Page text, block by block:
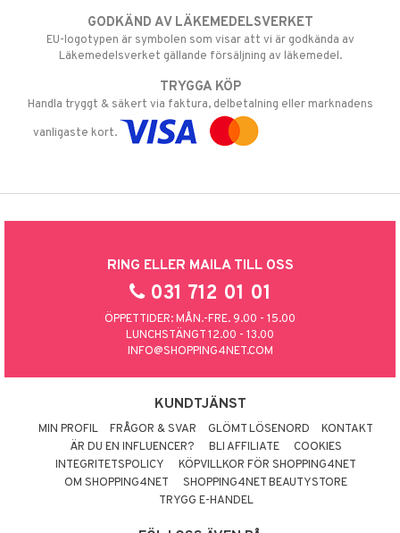
GODKÄND AV LÄKEMEDELSVERKET
EU-logotypen är symbolen som visar att vi är godkända av
Läkemedelsverket gällande försäljning av läkemedel.
TRYGGA KÖP
Handla tryggt & säkert via faktura, delbetalning eller marknadens
vanligaste kort.
RING ELLER MAILA TILL OSS
031 712 01 01
ÖPPETTIDER: MÅN.-FRE. 9.00 - 15.00
LUNCHSTÄNGT 12.00 - 13.00
INFO@SHOPPING4NET.COM
KUNDTJÄNST
MIN PROFIL FRÅGOR & SVAR GLÖMT LÖSENORD
KONTAKT
ÄR DU EN INFLUENCER?
BLI AFFILIATE
COOKIES
INTEGRITETSPOLICY
KÖPVILLKOR FÖR SHOPPING4NET
OM SHOPPING4NET
SHOPPING4NET BEAUTYSTORE
TRYGG E-HANDEL